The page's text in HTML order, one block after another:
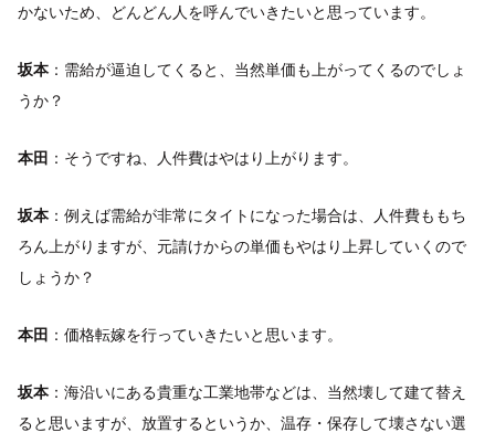
かないため、どんどん人を呼んでいきたいと思っています。
坂本 ：需給が逼迫してくると、当然単価も上がってくるのでしょ
うか？
本田 ：そうですね、人件費はやはり上がります。
坂本 ：例えば需給が非常にタイトになった場合は、人件費ももち
ろん上がりますが、元請けからの単価もやはり上昇していくので
しょうか？
本田 ：価格転嫁を行っていきたいと思います。
坂本 ：海沿いにある貴重な工業地帯などは、当然壊して建て替え
ると思いますが、放置するというか、温存・保存して壊さない選